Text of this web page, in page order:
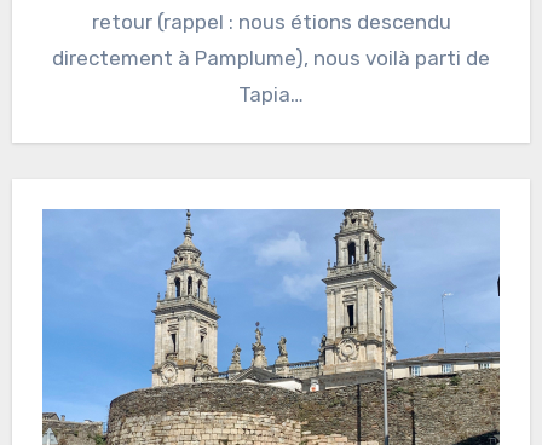
retour (rappel : nous étions descendu
directement à Pamplume), nous voilà parti de
Tapia…